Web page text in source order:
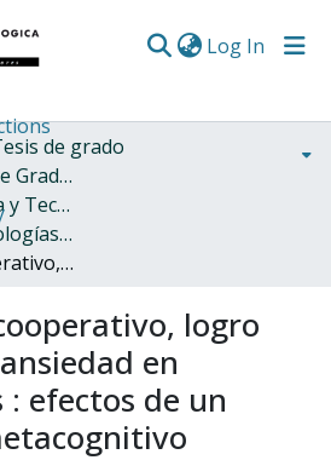
Log In
de grado
Tesis y Trabajos de Grado (Posgrado)
Facultad de Ciencia y Tecnología
Maestría en Tecnologías de la Información aplicadas a la Educación
Aprendizaje cooperativo, logro académico y ansiedad en matemáticas : efectos de un andamiaje metacognitivo colaborativo.
logro
en
efectos de un